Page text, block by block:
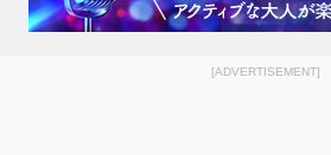
[ADVERTISEMENT]